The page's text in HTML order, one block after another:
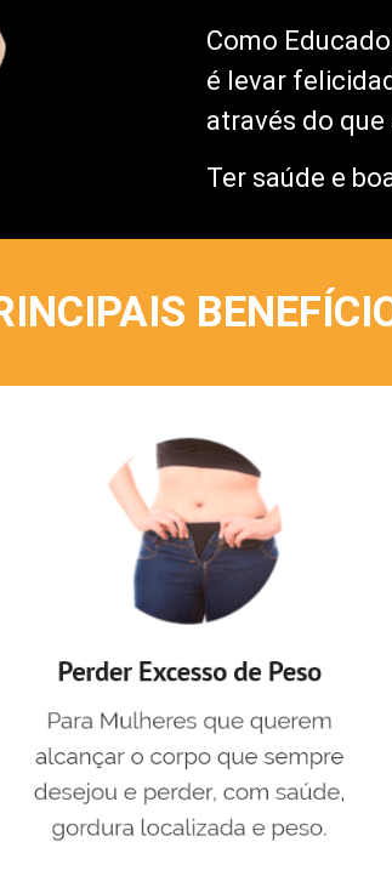
Como
é levar
através do que
Ter saúde e